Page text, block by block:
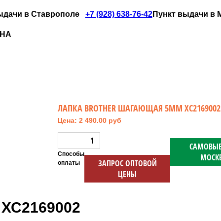
Пункт выдачи в
в Ставрополе +7 (928) 638-76-42
ЛАПКА BROTHER ШАГАЮЩАЯ 5ММ ХС2169002
Цена: 2 490.00 руб
ЗАПРОС ОПТОВОЙ
ЦЕНЫ
Способы
оплаты